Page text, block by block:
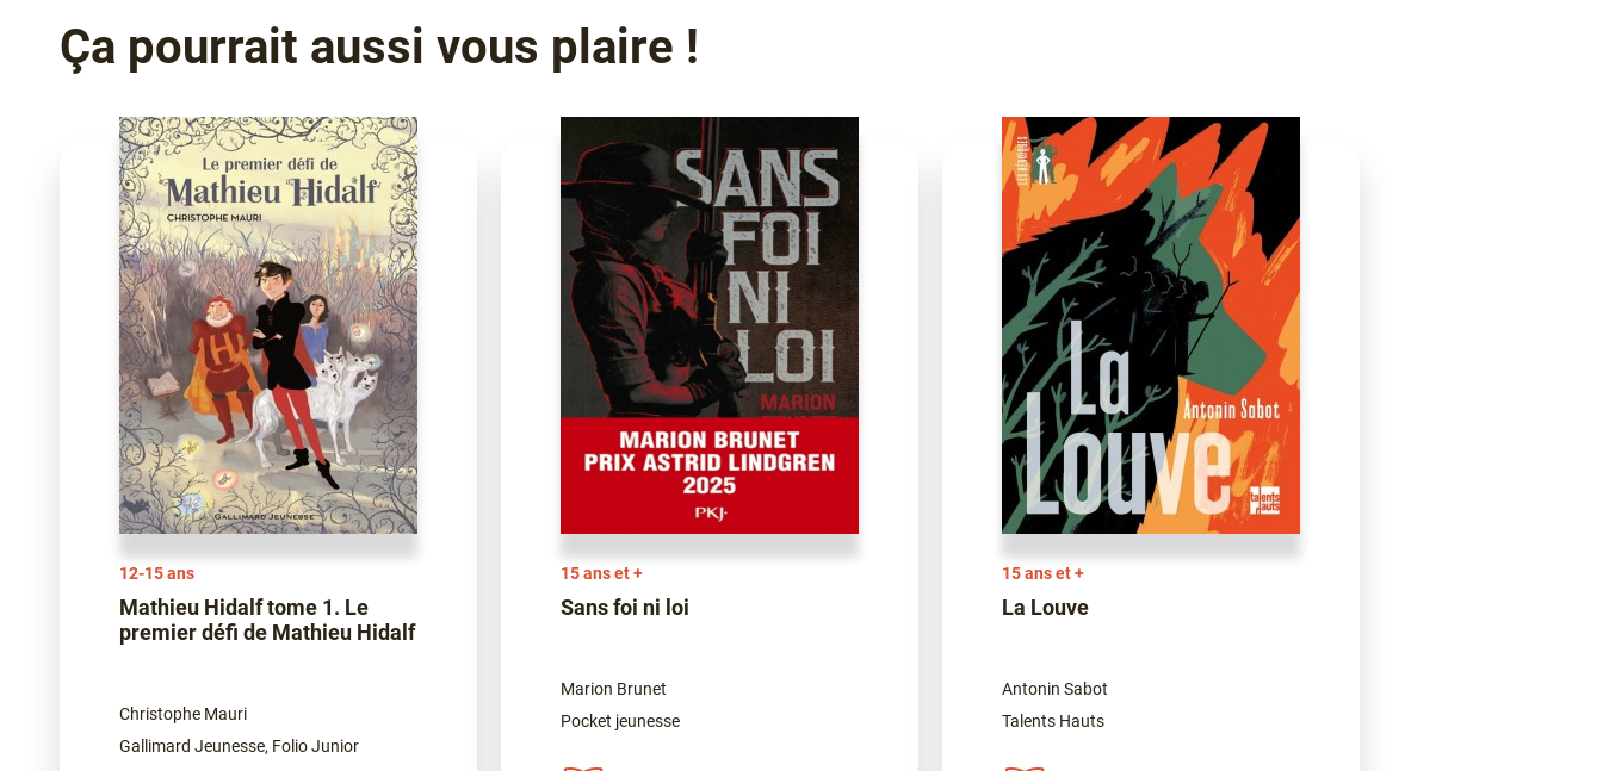
!
Ça pourrait aussi vous plaire !
12-15 ans
Mathieu Hidalf tome 1. Le
premier défi de Mathieu Hidalf
Christophe Mauri
Gallimard Jeunesse, Folio Junior
15 ans et +
Sans foi ni loi
Marion Brunet
Pocket jeunesse
15 ans et +
La Louve
Antonin Sabot
Talents Hauts